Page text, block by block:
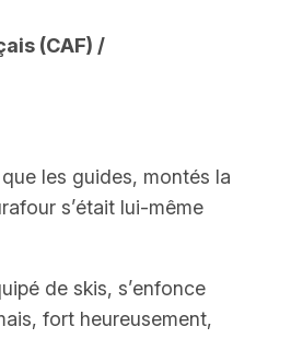
(CAF) /
les guides, montés la
s’était lui-même
de skis, s’enfonce
fort heureusement,